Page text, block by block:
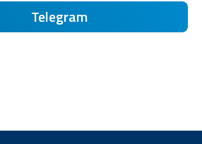
Telegram